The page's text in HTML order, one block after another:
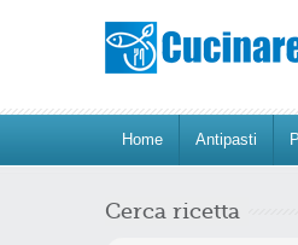
Home Antipasti
Cerca ricetta